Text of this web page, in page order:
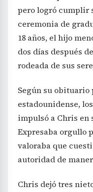
pero logró cumplir
ceremonia de
18 años, el hijo
dos días después
rodeada de sus
Según su
estadounidense,
impulsó a Chris en
Expresaba orgullo
valoraba que
autoridad de
Chris dejó tres